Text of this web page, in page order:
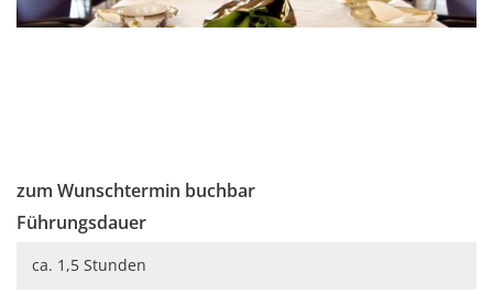
zum Wunschtermin buchbar
Führungsdauer
ca. 1,5 Stunden